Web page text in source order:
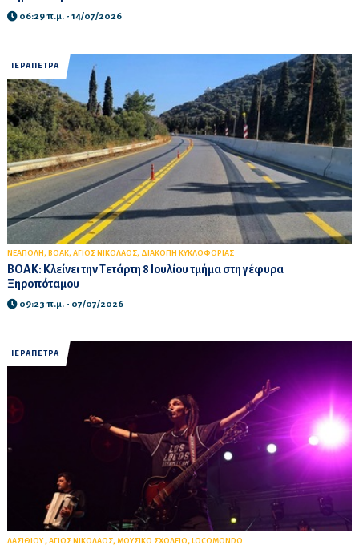
06:29 π.μ. - 14/07/2026
ΙΕΡΑΠΕΤΡΑ
ΝΕΑΠΟΛΗ , ΒΟΑΚ, ΑΓΙΟΣ ΝΙΚΟΛΑΟΣ, ΔΙΑΚΟΠΗ ΚΥΚΛΟΦΟΡΙΑΣ
ΒΟΑΚ: Κλείνει την Τετάρτη 8 Ιουλίου τμήμα στη γέφυρα
Ξηροπόταμου
09:23 π.μ. - 07/07/2026
ΙΕΡΑΠΕΤΡΑ
ΛΑΣΙΘΙΟΥ, ΑΓΙΟΣ ΝΙΚΟΛΑΟΣ, ΜΟΥΣΙΚΟ ΣΧΟΛΕΙΟ, LOCOMONDO